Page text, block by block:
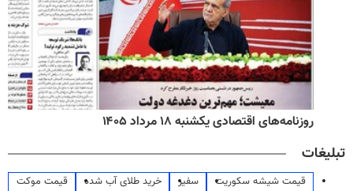
روزنامه‌های اقتصادی یکشنبه ۱۸ مرداد ۱۴۰۵
تبلیغات
قیمت شیشه سکوریت سفیر خرید طلای آب شده
قیمت موکت